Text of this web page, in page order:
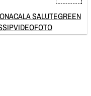
LA SALUTEGREEN
VIDEOFOTO